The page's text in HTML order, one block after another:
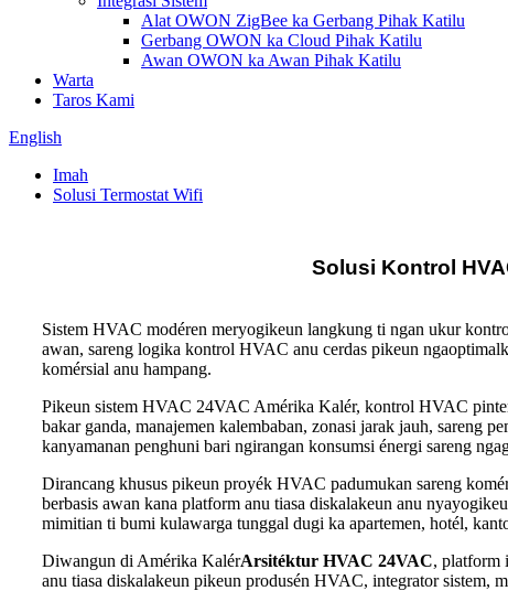
Alat OWON ZigBee ka Gerbang Pihak Katilu
Gerbang OWON ka Cloud Pihak Katilu
Awan OWON ka Awan Pihak Katilu
Warta
Taros Kami
English
Imah
Solusi Termostat Wifi
Solusi Kontrol
Sistem HVAC modéren meryogikeun langkung ti ngan ukur
awan, sareng logika kontrol HVAC anu cerdas pikeun
komérsial anu hampang.
Pikeun sistem HVAC 24VAC Amérika Kalér, kontrol HVAC
bakar ganda, manajemen kalembaban, zonasi jarak jauh, sareng
kanyamanan penghuni bari ngirangan konsumsi énergi sareng
Dirancang khusus pikeun proyék HVAC padumukan sareng
berbasis awan kana platform anu tiasa diskalakeun anu
mimitian ti bumi kulawarga tunggal dugi ka apartemen, hotél,
Diwangun di Amérika KalérArsitéktur HVAC 24VAC, platform
anu tiasa diskalakeun pikeun produsén HVAC, integrator sistem,